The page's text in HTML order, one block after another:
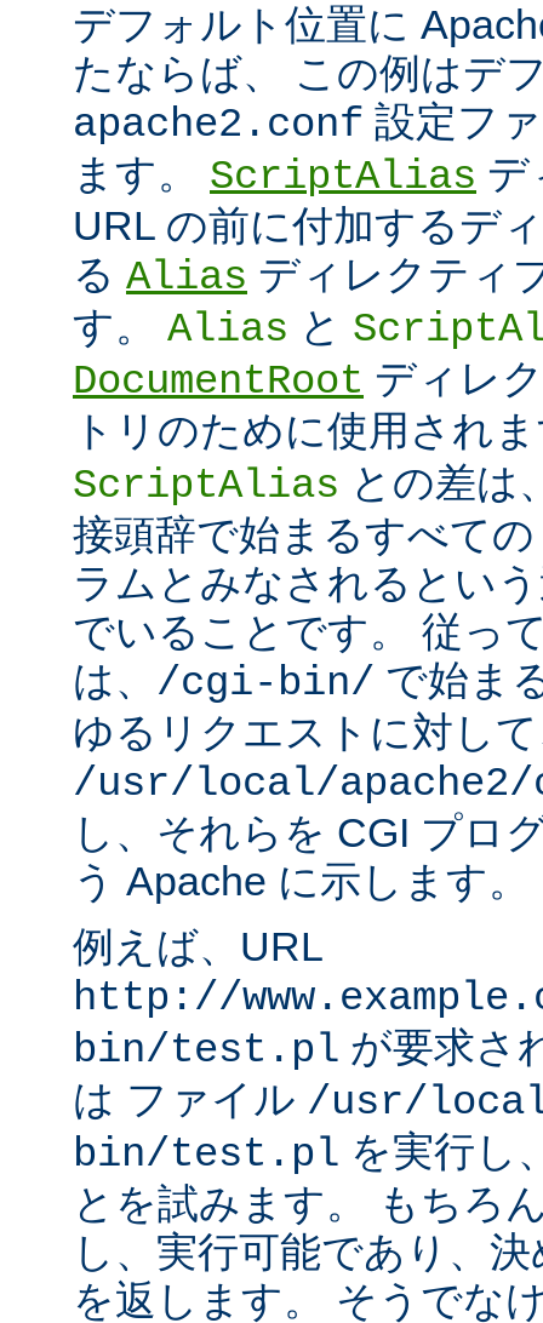
デフォルト位置に
たならば、 この例はデ
apache2.conf 設定フ
ます。 ScriptAlias デ
URL の前に付加するデ
る Alias ディレクティ
す。 Alias と
DocumentRoot ディレ
トリのために使用され
ScriptAlias との差は
接頭辞で始まるすべて
ラムとみなされるとい
でいることです。 従っ
は、 /cgi-bin/ で始ま
ゆるリクエストに対し
/usr/local/
し、それらを CGI プロ
う Apache に示します。
例えば、URL
http://
bin/test.pl が要求さ
は ファイル /usr/
bin/test.pl を実行し
とを試みます。 もちろ
し、実行可能であり、
を返します。 そうでな